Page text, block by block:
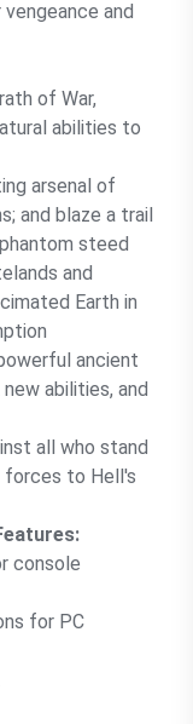
and
of War,
abilities to
arsenal of
and blaze a trail
steed
and
Earth in
ancient
abilities, and
all who stand
forces to Hell's
console
for PC